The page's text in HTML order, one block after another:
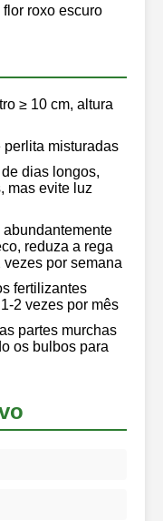
flor roxo escuro
≥ 10 cm, altura
perlita misturadas
dias longos,
mas evite luz
abundantemente
reduza a rega
por semana
fertilizantes
2 vezes por mês
partes murchas
os bulbos para